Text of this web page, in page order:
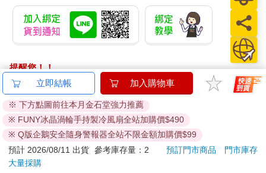
那一天遲早會到來，
人類的暴政將被推翻，
英格蘭富饒的大地上，
背上也不再配有鞍具，
銜鐵和馬刺會永遠的腐爛，
無情的鞭打聲也不再響起。
超乎想像的富饒生活，
大麥、小麥、燕麥和牧草，
苜蓿、豆糧和甜菜，
那一天都將歸我們所有。
英格蘭的田野將陽光普照，
提醒您！！
金石堂及銀行均不會請您操作ATM! 如接獲電話要求您前往
ATM提款機，請不要聽從指示，以免受騙上當！
退換貨須知：
**提醒您，鑑賞期不等於試用期，退回商品須為全新狀態**
依據「消費者保護法」第19條及行政院消費者保護處公告之
「通訊交易解除權合理例外情事適用準則」，以下商品購買
立即結帳 加入購物車
※ 下方點圖前往本月金石堂強力推薦
※ FUNY冰晶渦輪手持製冷風扇全站加購價$490
※ Q版企鵝安全隨身警報器全站不限金額加購價$99
預計 2026/08/11 出貨 參考庫存量：2 預訂門市商品
門市庫存
大量採購